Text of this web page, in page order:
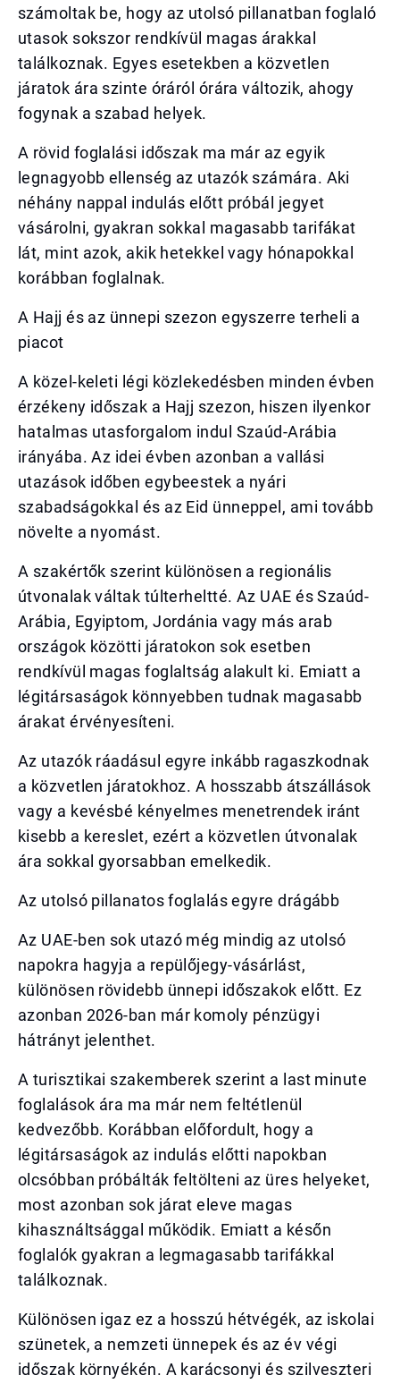
számoltak be, hogy az utolsó pillanatban foglaló
utasok sokszor rendkívül magas árakkal
találkoznak. Egyes esetekben a közvetlen
járatok ára szinte óráról órára változik, ahogy
fogynak a szabad helyek.
A rövid foglalási időszak ma már az egyik
legnagyobb ellenség az utazók számára. Aki
néhány nappal indulás előtt próbál jegyet
vásárolni, gyakran sokkal magasabb tarifákat
lát, mint azok, akik hetekkel vagy hónapokkal
korábban foglalnak.
A Hajj és az ünnepi szezon egyszerre terheli a
piacot
A közel-keleti légi közlekedésben minden évben
érzékeny időszak a Hajj szezon, hiszen ilyenkor
hatalmas utasforgalom indul Szaúd-Arábia
irányába. Az idei évben azonban a vallási
utazások időben egybeestek a nyári
szabadságokkal és az Eid ünneppel, ami tovább
növelte a nyomást.
A szakértők szerint különösen a regionális
útvonalak váltak túlterheltté. Az UAE és Szaúd-
Arábia, Egyiptom, Jordánia vagy más arab
országok közötti járatokon sok esetben
rendkívül magas foglaltság alakult ki. Emiatt a
légitársaságok könnyebben tudnak magasabb
árakat érvényesíteni.
Az utazók ráadásul egyre inkább ragaszkodnak
a közvetlen járatokhoz. A hosszabb átszállások
vagy a kevésbé kényelmes menetrendek iránt
kisebb a kereslet, ezért a közvetlen útvonalak
ára sokkal gyorsabban emelkedik.
Az utolsó pillanatos foglalás egyre drágább
Az UAE-ben sok utazó még mindig az utolsó
napokra hagyja a repülőjegy-vásárlást,
különösen rövidebb ünnepi időszakok előtt. Ez
azonban 2026-ban már komoly pénzügyi
hátrányt jelenthet.
A turisztikai szakemberek szerint a last minute
foglalások ára ma már nem feltétlenül
kedvezőbb. Korábban előfordult, hogy a
légitársaságok az indulás előtti napokban
olcsóbban próbálták feltölteni az üres helyeket,
most azonban sok járat eleve magas
kihasználtsággal működik. Emiatt a későn
foglalók gyakran a legmagasabb tarifákkal
találkoznak.
Különösen igaz ez a hosszú hétvégék, az iskolai
szünetek, a nemzeti ünnepek és az év végi
időszak környékén. A karácsonyi és szilveszteri